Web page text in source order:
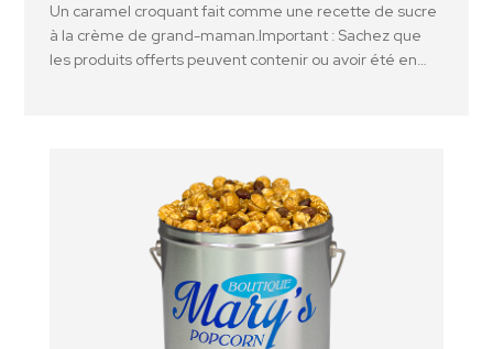
Un caramel croquant fait comme une recette de sucre
à la crème de grand-maman.Important : Sachez que
les produits offerts peuvent contenir ou avoir été en